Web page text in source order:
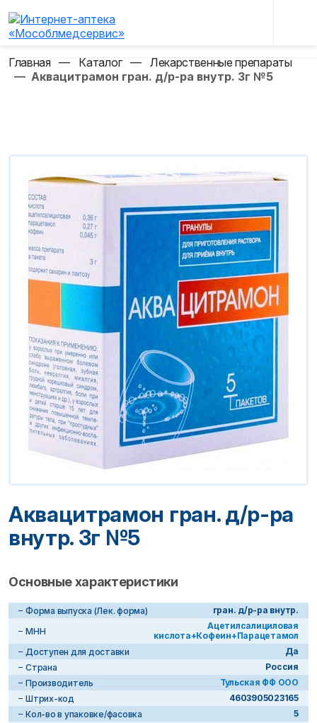
Главная — Каталог — Лекарственные препараты
— Аквацитрамон гран. д/р-ра внутр. 3г №5
Аквацитрамон гран. д/р-ра
внутр. 3г №5
Основные характеристики
Форма выпуска (Лек. форма)
гран. д/р-ра внутр.
МНН
Ацетилсалициловая
кислота+Кофеин+Парацетамол
Доступен для доставки
Да
Страна
Россия
Производитель
Тульская ФФ ООО
Штрих-код
4603905023165
Кол-во в упаковке/фасовка
5